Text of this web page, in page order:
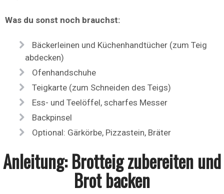
Was du sonst noch brauchst:
Bäckerleinen und Küchenhandtücher (zum Teig
abdecken)
Ofenhandschuhe
Teigkarte (zum Schneiden des Teigs)
Ess- und Teelöffel, scharfes Messer
Backpinsel
Optional: Gärkörbe, Pizzastein, Bräter
Anleitung: Brotteig zubereiten und
Brot backen